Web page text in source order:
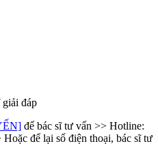
giải đáp
để bác sĩ tư vấn >> Hotline:
Hoặc để lại số điện thoại, bác sĩ tư